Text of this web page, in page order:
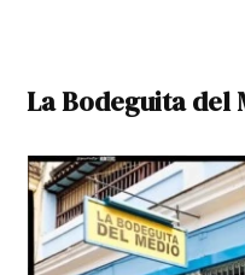
La Bodeguita del